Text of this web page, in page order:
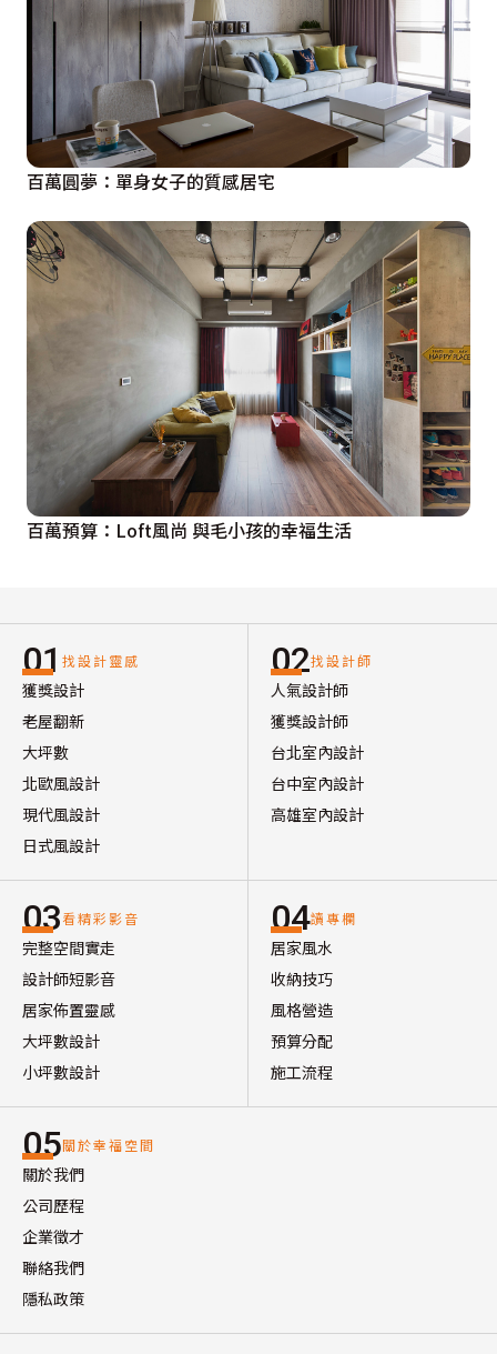
百萬圓夢：單身女子的質感居宅
百萬預算：Loft風尚 與毛小孩的幸福生活
01 找設計靈感
獲獎設計
老屋翻新
大坪數
北歐風設計
現代風設計
日式風設計
02找設計師
人氣設計師
獲獎設計師
台北室內設計
台中室內設計
高雄室內設計
03看精彩影音
完整空間實走
設計師短影音
居家佈置靈感
大坪數設計
小坪數設計
04讀專欄
居家風水
收納技巧
風格營造
預算分配
施工流程
05關於幸福空間
關於我們
公司歷程
企業徵才
聯絡我們
隱私政策